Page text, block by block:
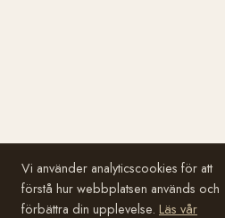
Vi använder analyticscookies för att
förstå hur webbplatsen används och
förbättra din upplevelse. Läs vår